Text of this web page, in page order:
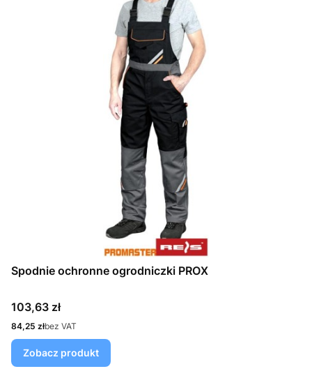
Spodnie ochronne ogrodniczki PROX
Cena
103,63 zł
Cena
84,25 złbez VAT
Zobacz produkt